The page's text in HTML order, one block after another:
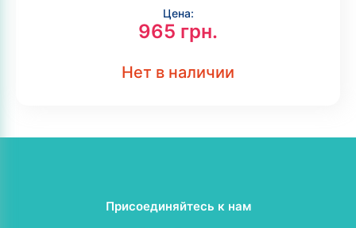
Цена:
965 грн.
Нет в наличии
Присоединяйтесь к нам